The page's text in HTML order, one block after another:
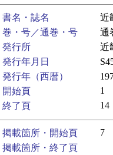
書名・誌名
近
巻・号／通巻・号
通
発行所
近
発行年月日
発行年（西暦）
開始頁
1
終了頁 14
掲載箇所・開始頁
7
掲載箇所・終了頁